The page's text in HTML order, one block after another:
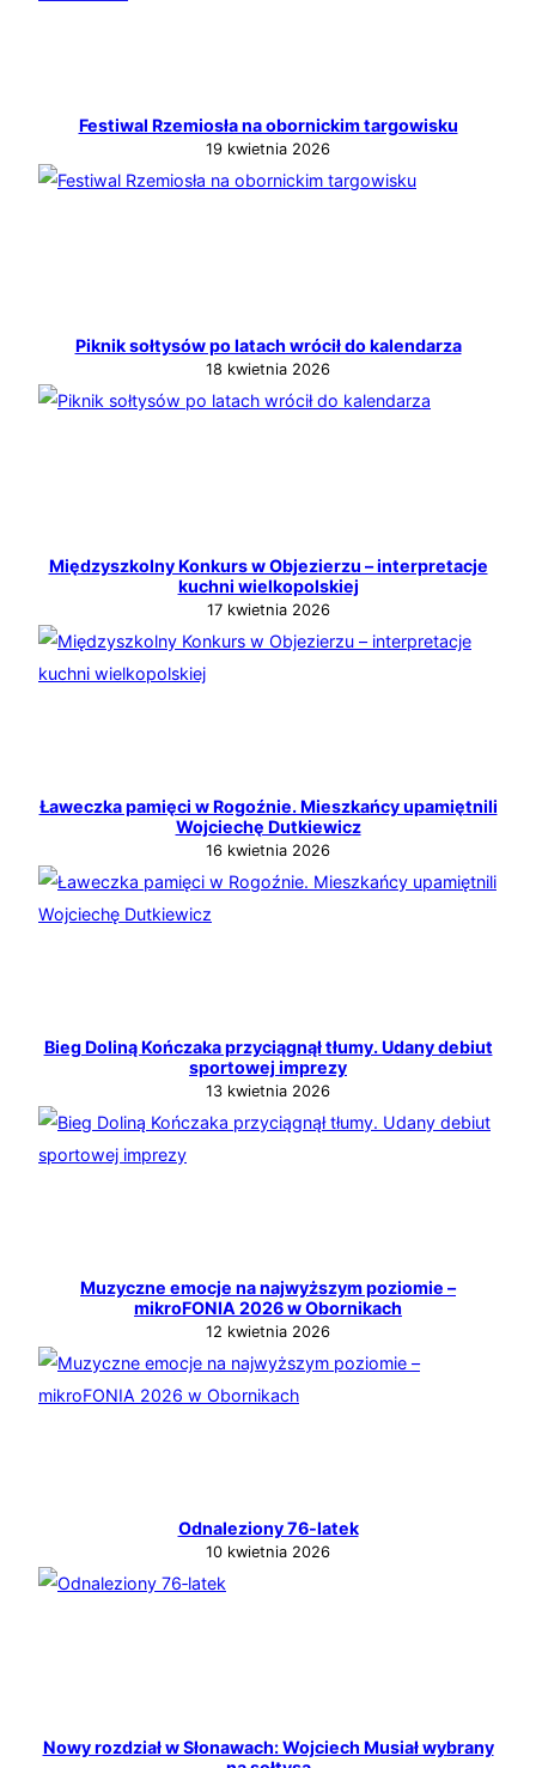
Festiwal Rzemiosła na obornickim targowisku
19 kwietnia 2026
Piknik sołtysów po latach wrócił do kalendarza
18 kwietnia 2026
Międzyszkolny Konkurs w Objezierzu – interpretacje
kuchni wielkopolskiej
17 kwietnia 2026
Ławeczka pamięci w Rogoźnie. Mieszkańcy upamiętnili
Wojciechę Dutkiewicz
16 kwietnia 2026
Bieg Doliną Kończaka przyciągnął tłumy. Udany debiut
sportowej imprezy
13 kwietnia 2026
Muzyczne emocje na najwyższym poziomie –
mikroFONIA 2026 w Obornikach
12 kwietnia 2026
Odnaleziony 76‑latek
10 kwietnia 2026
Nowy rozdział w Słonawach: Wojciech Musiał wybrany